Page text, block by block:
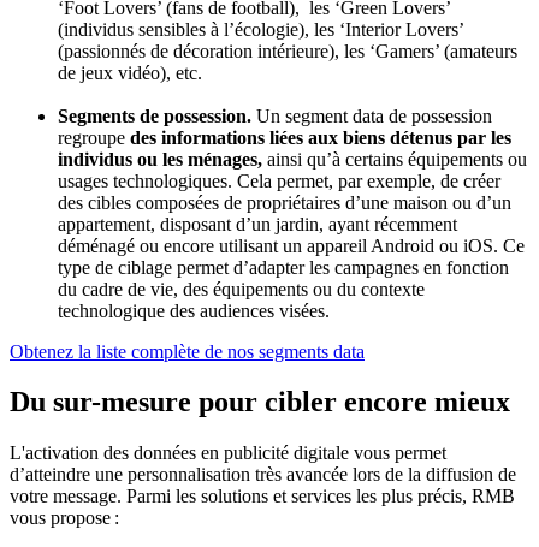
‘Foot Lovers’ (fans de football), les ‘Green Lovers’
(individus sensibles à l’écologie), les ‘Interior Lovers’
(passionnés de décoration intérieure), les ‘Gamers’ (amateurs
de jeux vidéo), etc.
Segments de possession. Un segment data de possession
regroupe des informations liées aux biens détenus par les
individus ou les ménages, ainsi qu’à certains équipements ou
usages technologiques. Cela permet, par exemple, de créer
des cibles composées de propriétaires d’une maison ou d’un
appartement, disposant d’un jardin, ayant récemment
déménagé ou encore utilisant un appareil Android ou iOS. Ce
type de ciblage permet d’adapter les campagnes en fonction
du cadre de vie, des équipements ou du contexte
technologique des audiences visées.
Obtenez la liste complète de nos segments data
Du sur-mesure pour cibler encore mieux
L'activation des données en publicité digitale vous permet
d’atteindre une personnalisation très avancée lors de la diffusion de
votre message. Parmi les solutions et services les plus précis, RMB
vous propose :